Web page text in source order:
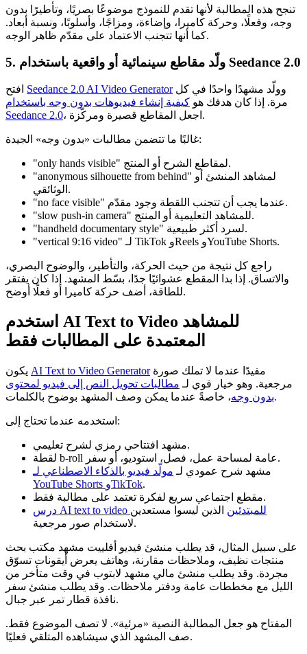
تنجح هذه المطالبة لأنها تقدم للنموذج موضوعًا بصريًا، وتأطيرًا بدون
وجه، وفعلًا، وحركة كاميرا، وإضاءة، ومزاجًا، وأسلوبًا، ونسبة أبعاد.
كما أنها تتجنب الاعتماد على مقدّم ظاهر الوجه.
5. ولّد مقاطع سينمائية أو واقعية باستخدام Seedance 2.0
Seedance 2.0 AI Video Generatorوولّد مشهدًا واحدًا في كل
مرة. إذا كان هدفك هو كيفية إنشاء فيديوهات بدون وجه باستخدام
Seedance 2.0
، اجعل المقاطع قصيرة ومركّزة.
غالبًا ما تتضمن مطالبات «بدون وجه» الجيدة:
"only hands visible" لمقاطع الشرح أو المنتج.
"anonymous silhouette from behind" لمشاهد المنشئ أو
الوثائقي.
"no face visible" عندما يجب أن تتجنب اللقطة وجود مقدّم.
"slow push-in camera" للمشاهد التعليمية أو المنتج.
"handheld documentary style" لسرد أكثر طبيعية.
"vertical 9:16 video" لـ TikTok وReels وYouTube Shorts.
راجع كل نتيجة من حيث الحركة، والتأطير، والوضوح البصري،
والاتساق. إذا بدا المقطع عشوائيًا جدًا، بسّط المشهد. إذا كان يفتقر
للطاقة، أضف حركة كاميرا أو فعلًا أوضح.
استخدم AI Text to Video للمشاهد
المعتمدة على المطالبات فقط
AI Text to Video Generatorمفيدًا عندما لا تملك صورة
مرجعية. وهو خيار قوي لـ مطالبات تحويل النص إلى فيديو لمحتوى
بدون وجه، خاصةً عندما يمكن وصف المشهد بوضوح بالكلمات.
استخدمه عندما تحتاج إلى:
مشهد افتتاحي رمزي لشرح تعليمي.
لقطة b-roll عامة لمساحة عمل، فصل، استوديو، أو سفر.
مشهد شرح عمودي لـ مولّد فيديو بالذكاء الاصطناعي لـ
YouTube Shorts وTikTok.
مقطع اجتماعي سريع لفكرة تعتمد على مطالبة فقط.
درس AI text to video للمبتدئين الذين ليسوا مستعدين
لاستخدام صور مرجعية.
على سبيل المثال، قد يطلب منشئ فيديو أفلييت مشهد مكتب بحث
منتجات نظيف، وملاحظات مقارنة، وهاتف يعرض أيقونات تسوّق
مجردة. وقد يطلب منشئ مالي مشهد لابتوب في وقت متأخر من
الليل مع مخططات عامة ودفتر ملاحظات. وقد يطلب منشئ سفر
نافذة قطار تمر عبر جبال.
المفتاح هو جعل المطالبة النصية «مرئية». لا تصف الموضوع فقط.
صف المشهد الذي سيشاهده المتلقي فعليًا.